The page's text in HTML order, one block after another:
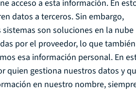
acceso a esta información. En
datos a terceros. Sin embargo,
son soluciones en la nube
por el proveedor, lo que también
esa información personal. En
quien gestiona nuestros datos y
en nuestro nombre,